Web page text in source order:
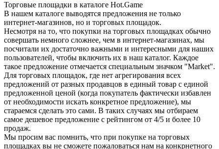
Торговые площадки в каталоге Hot.Game
В нашем каталоге выводятся предложения не только
интернет-магазинов, но и торговых площадок.
Несмотря на то, что покупки на торговых площадках обычно
совершать немного сложнее, чем в интернет-магазинах, мы
посчитали их достаточно важными и интересными для наших
пользователей, чтобы включить их в наш каталог. Каждое
такое предложение отмечается специальным значком "Market".
Для торговых площадок, где нет агрегирования всех
предложений от разных продавцов в единый товар с единой
предложенной ценой (когда покупатель фактически избавлен
от необходимости искать конкретное предложение), мы
стараемся сделать это сами. В таких случаях мы отбираем
самое дешевое предложение с рейтингом от 4/5 и более 10
продаж.
Мы просим вас помнить, что при покупке на торговых
площадках вы не сможете пожаловаться нам на конкрнетного